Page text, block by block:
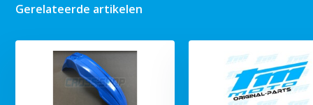
Gerelateerde artikelen